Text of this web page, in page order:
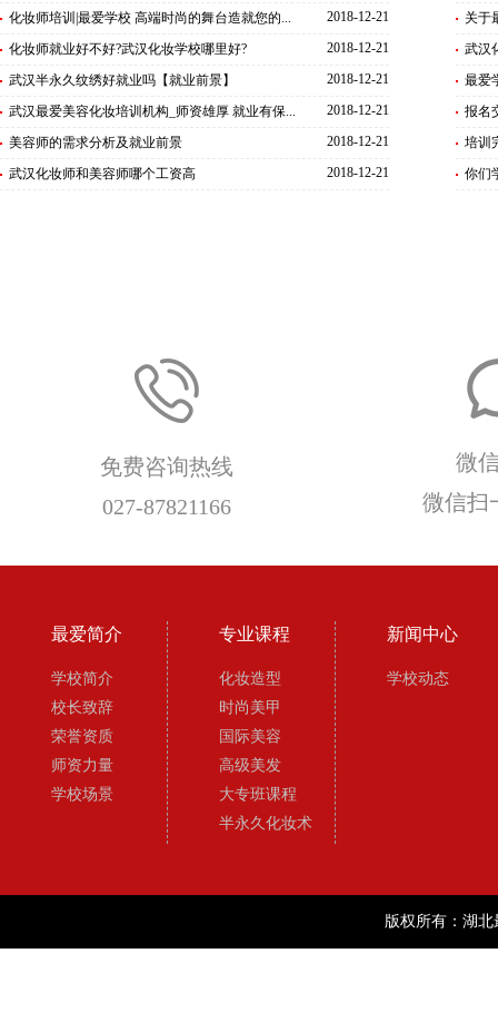
化妆师培训|最爱学校 高端时尚的舞台造就您的... 2018-12-21
化妆师就业好不好?武汉化妆学校哪里好? 2018-12-21
武汉半永久纹绣好就业吗【就业前景】 2018-12-21
武汉最爱美容化妆培训机构_师资雄厚 就业有保... 2018-12-21
美容师的需求分析及就业前景 2018-12-21
武汉化妆师和美容师哪个工资高 2018-12-21
关于
武汉
最爱
报名
培训
你们
免费咨询热线
027-87821166
微
微信扫
最爱简介
学校简介
校长致辞
荣誉资质
师资力量
学校场景
专业课程
化妆造型
时尚美甲
国际美容
高级美发
大专班课程
半永久化妆术
新闻中心
学校动态
版权所有：湖